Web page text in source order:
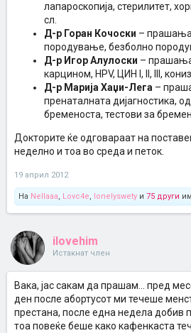
лапароскопија, стерилитет,
сл.
Д-р Горан Кочоски – прашања
породување, безболно
Д-р Игор Алулоски –
карцином, HPV, ЦИН I, II, III,
Д-р Марија Хаџи-Лега –
пренаталната дијагностика,
бременоста, тестови за
Докторите ќе одговараат на
неделно и тоа во среда и петок.
19 април 2012
На Nellaaa, Lovc4e, lonelyswety и 75 други
ilovehim
Истакнат член
Вака, јас сакам да прашам... пред
ден после абортусот ми течеше
престана, после една недела добив
тоа повеќе беше како кафенкаста